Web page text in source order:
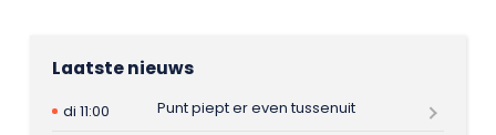
Laatste nieuws
di 11:00
Punt piept er even tussenuit